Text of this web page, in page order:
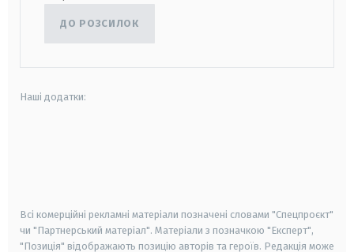
ДО РОЗСИЛОК
Наші додатки:
Всі комерційні рекламні матеріали позначені словами "Спецпроєкт"
чи "Партнерський матеріал". Матеріали з позначкою "Експерт",
"Позиція" відображають позицію авторів та героїв. Редакція може